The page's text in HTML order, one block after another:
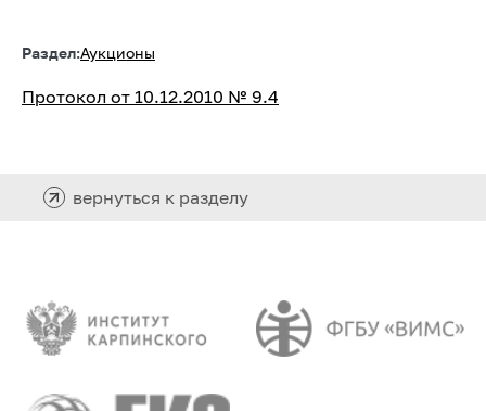
Раздел:Аукционы
Протокол от 10.12.2010 № 9.4
вернуться к разделу